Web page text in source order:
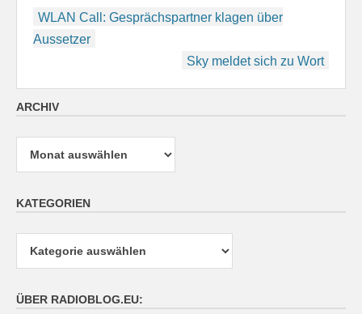
Beitragsnavigation
WLAN Call: Gesprächspartner klagen über
Aussetzer
Sky meldet sich zu Wort
ARCHIV
Archiv
KATEGORIEN
ÜBER RADIOBLOG.EU: